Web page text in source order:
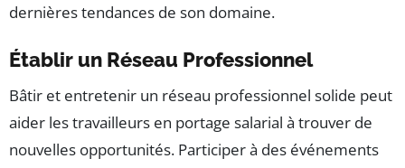
dernières tendances de son domaine.
Établir un Réseau Professionnel
Bâtir et entretenir un réseau professionnel solide peut
aider les travailleurs en portage salarial à trouver de
nouvelles opportunités. Participer à des événements